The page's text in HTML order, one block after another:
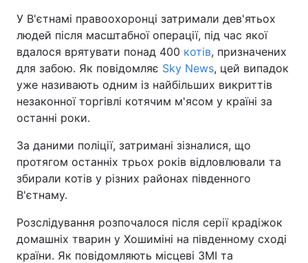
Україна Політика
Економіка Світ
Спорт Наука
Техно і зв'язок
Зброя Інциденти
Здоров'я
Цікавинки Погода
У В'єтнамі правоохоронці затримали дев'ятьох
людей після масштабної операції, під час якої
вдалося врятувати понад 400 котів, призначених
для забою. Як повідомляє Sky News, цей випадок
уже називають одним із найбільших викриттів
незаконної торгівлі котячим м'ясом у країні за
останні роки.
За даними поліції, затримані зізналися, що
протягом останніх трьох років відловлювали та
збирали котів у різних районах південного
В'єтнаму.
Розслідування розпочалося після серії крадіжок
домашніх тварин у Хошиміні на південному сході
країни. Як повідомляють місцеві ЗМІ та